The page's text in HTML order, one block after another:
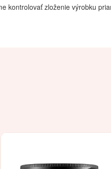
kontrolovať zloženie výrobku